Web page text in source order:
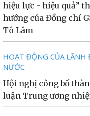
hiệu lực - hiệu quả”
hướng của Đồng chí
Tô Lâm
HOẠT ĐỘNG CỦA LÃNH
NƯỚC
Hội nghị công bố
luận Trung ương